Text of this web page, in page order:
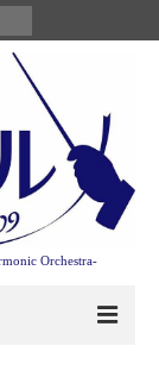
Orchestra-